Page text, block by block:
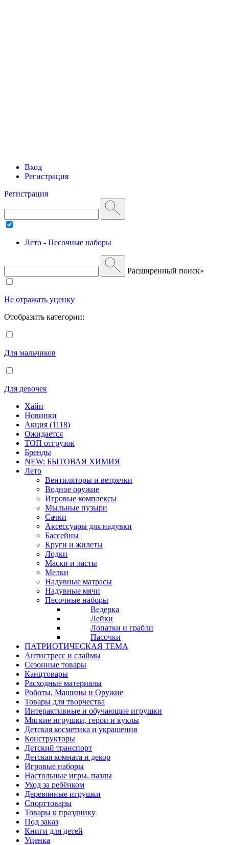
Вход
Регистрация
Регистрация
Лето - Песочные наборы
Расширенный поиск»
Не отражать уценку
Отобразить категории:
Для мальчиков
Для девочек
Хайп
Новинки
Акция (1118)
Ожидается
ТОП отгрузок
Бренды
NEW: БЫТОВАЯ ХИМИЯ
Лето
Вентиляторы и ветрячки
Водное оружие
Игровые комплексы
Мыльные пузыри
Сачки
Аксессуары для надувки
Бассейны
Круги и жилеты
Лодки
Маски и ласты
Мелки
Надувные матрасы
Надувные мячи
Песочные наборы
Ведерка
Лейки
Лопатки и грабли
Пасочки
ПАТРИОТИЧЕСКАЯ ТЕМА
Антистресс и слаймы
Сезонные товары
Канцтовары
Расходные материалы
Роботы, Машины и Оружие
Товары для творчества
Интерактивные и обучающие игрушки
Мягкие игрушки, герои и куклы
Детская косметика и украшения
Конструкторы
Детский транспорт
Детская комната и декор
Игровые наборы
Настольные игры, пазлы
Уход за ребёнком
Деревянные игрушки
Спорттовары
Товары к празднику
Под заказ
Книги для детей
Уценка